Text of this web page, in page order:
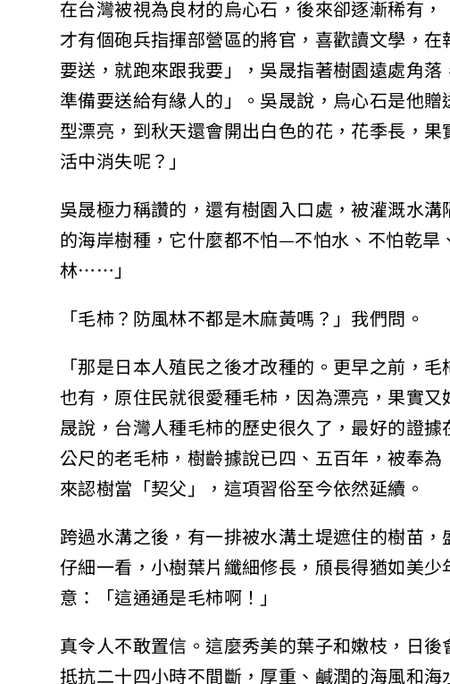
才有個砲兵指揮部營區的將官，喜歡讀文學，
要送，就跑來跟我要」，吳晟指著樹園遠處角
準備要送給有緣人的」。吳晟說，烏心石是他
型漂亮，到秋天還會開出白色的花，花季長，
活中消失呢？」
吳晟極力稱讚的，還有樹園入口處，被灌溉水
的海岸樹種，它什麼都不怕—不怕水、不怕乾
林……」
「毛柿？防風林不都是木麻黃嗎？」我們問。
「那是日本人殖民之後才改種的。更早之前，
也有，原住民就很愛種毛柿，因為漂亮，果實
晟說，台灣人種毛柿的歷史很久了，最好的證
公尺的老毛柿，樹齡據說已四、五百年，被奉
來認樹當「契父」，這項習俗至今依然延續。
跨過水溝之後，有一排被水溝土堤遮住的樹苗
仔細一看，小樹葉片纖細修長，頎長得猶如美
意：「這通通是毛柿啊！」
真令人不敢置信。這麼秀美的葉子和嫩枝，日